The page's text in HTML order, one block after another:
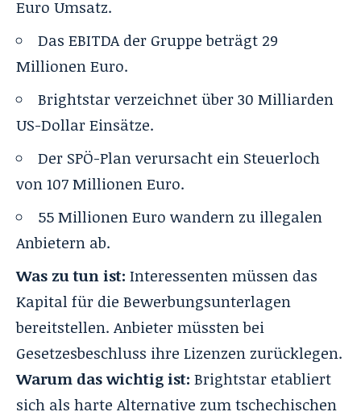
Euro Umsatz.
Das EBITDA der Gruppe beträgt 29
Millionen Euro.
Brightstar verzeichnet über 30 Milliarden
US-Dollar Einsätze.
Der SPÖ-Plan verursacht ein Steuerloch
von 107 Millionen Euro.
55 Millionen Euro wandern zu illegalen
Anbietern ab.
Was zu tun ist: Interessenten müssen das
Kapital für die Bewerbungsunterlagen
bereitstellen. Anbieter müssten bei
Gesetzesbeschluss ihre Lizenzen zurücklegen.
Warum das wichtig ist: Brightstar etabliert
sich als harte Alternative zum tschechischen